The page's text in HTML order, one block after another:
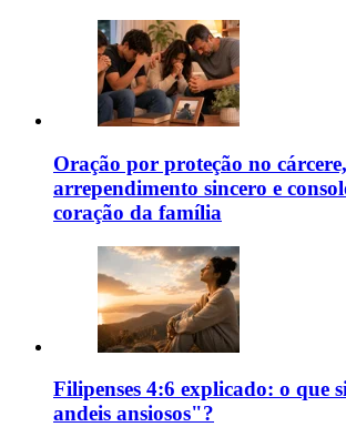
Oração por proteção no cárcere,
arrependimento sincero e
coração da família
Filipenses 4:6 explicado: o que
andeis ansiosos"?